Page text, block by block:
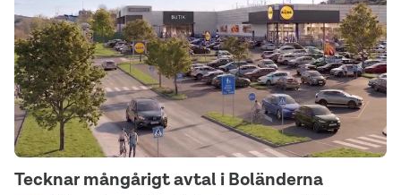
Tecknar mångårigt avtal i Boländerna